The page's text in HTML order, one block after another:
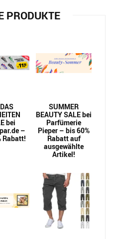
PRODUKTE
bei
–
Rabatt!
SUMMER
BEAUTY SALE bei
Parfümerie
Pieper – bis 60%
Rabatt auf
ausgewählte
Artikel!